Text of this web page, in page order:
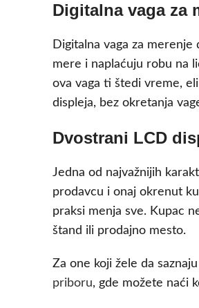
Digitalna vaga za
Digitalna vaga za
mere i naplaćuju robu na
ova vaga ti štedi vreme,
displeja, bez okretanja
Dvostrani LCD
Jedna od najvažnijih
prodavcu i onaj okrenut
praksi menja sve. Kupac
štand ili prodajno mesto.
Za one koji žele da
priboru, gde možete naći